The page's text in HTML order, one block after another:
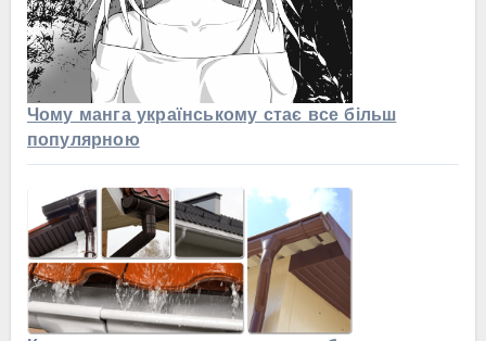
Чому манга українському стає все більш
популярною